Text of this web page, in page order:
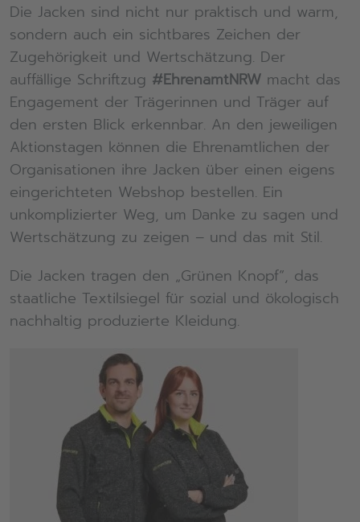
Die Jacken sind nicht nur praktisch und warm,
sondern auch ein sichtbares Zeichen der
Zugehörigkeit und Wertschätzung. Der
auffällige Schriftzug #EhrenamtNRWmacht das
Engagement der Trägerinnen und Träger auf
den ersten Blick erkennbar. An den jeweiligen
Aktionstagen können die Ehrenamtlichen der
Organisationen ihre Jacken über einen eigens
eingerichteten Webshop bestellen. Ein
unkomplizierter Weg, um Danke zu sagen und
Wertschätzung zu zeigen – und das mit Stil.
Die Jacken tragen den „Grünen Knopf“, das
staatliche Textilsiegel für sozial und ökologisch
nachhaltig produzierte Kleidung.